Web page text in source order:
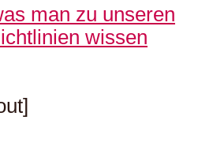
man zu unseren
wissen